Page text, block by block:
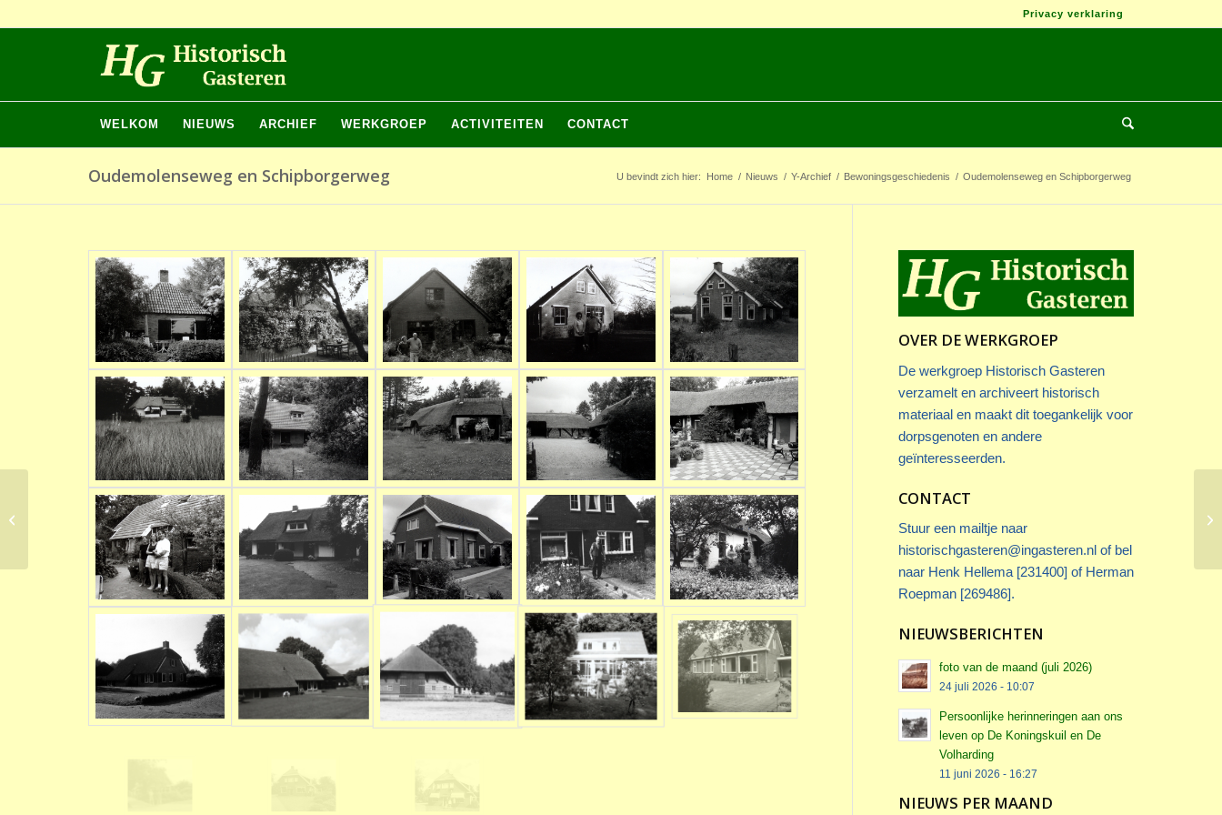
Privacy verklaring
WELKOM NIEUWS ARCHIEF WERKGROEP ACTIVITEITEN CONTACT
Oudemolenseweg en Schipborgerweg U bevindt zich hier: Home / Nieuws / Y-Archief / Bewoningsgeschiedenis / Oudemolenseweg en Schipborgerweg
OVER DE WERKGROEP
De werkgroep Historisch Gasteren
verzamelt en archiveert historisch
materiaal en maakt dit toegankelijk voor
dorpsgenoten en andere
geïnteresseerden.
CONTACT
Stuur een mailtje naar
historischgasteren@ingasteren.nlof bel
naar Henk Hellema [231400] of Herman
Roepman [269486].
NIEUWSBERICHTEN
foto van de maand (juli 2026)
24 juli 2026 - 10:07
Persoonlijke herinneringen aan ons
leven op De Koningskuil en De
Volharding
11 juni 2026 - 16:27
NIEUWS PER MAAND